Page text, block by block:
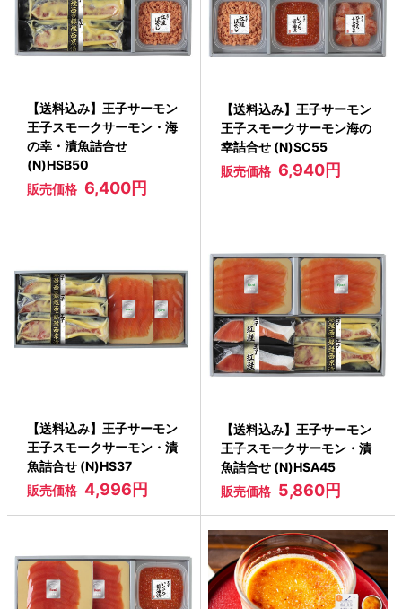
【送料込み】王子サーモン
王子スモークサーモン・海
の幸・漬魚詰合せ
(N)HSB50
販売価格 6,400円
【送料込み】王子サーモン
王子スモークサーモン海の
幸詰合せ (N)SC55
販売価格 6,940円
【送料込み】王子サーモン
王子スモークサーモン・漬
魚詰合せ (N)HS37
販売価格 4,996円
【送料込み】王子サーモン
王子スモークサーモン・漬
魚詰合せ (N)HSA45
販売価格 5,860円